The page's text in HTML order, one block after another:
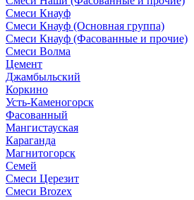
Смеси Кнауф
Смеси Кнауф (Основная группа)
Смеси Кнауф (Фасованные и прочие)
Смеси Волма
Цемент
Джамбыльский
Коркино
Усть-Каменогорск
Фасованный
Мангистауская
Караганда
Магнитогорск
Семей
Смеси Церезит
Смеси Brozex